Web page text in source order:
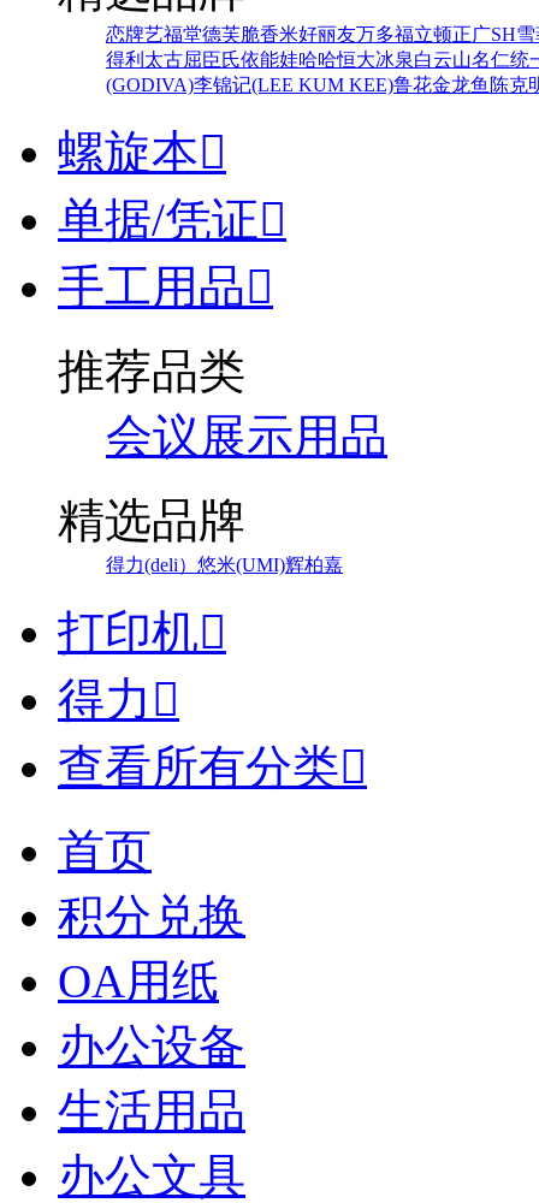
恋牌艺福堂德芙脆香米好丽友万多福立顿正广SH
得利 太古屈臣氏依能娃哈哈恒大冰泉白云山名仁统
(GODIVA)李锦记(LEE KUM KEE)鲁花金龙鱼 陈克
螺旋本
单据/凭证
手工用品
推荐品类
会议展示用品
精选品牌
得力(deli） 悠米(UMI)辉柏嘉
打印机
得力 
查看所有分类
首页
积分兑换
OA用纸
办公设备
生活用品
办公文具